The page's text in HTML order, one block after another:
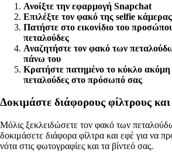
Ανοίξτε την εφαρμογή Snapchat
Επιλέξτε τον φακό της selfie κάμερας
Πατήστε στο εικονίδιο του
πεταλούδες
Αναζητήστε τον φακό των
πάνω του
Κρατήστε πατημένο το κύκλο ακόμη
πεταλούδες στο πρόσωπό σας
Δοκιμάστε διάφορους φίλτρους
Μόλις ξεκλειδώσετε τον φακό των
δοκιμάσετε διάφορα φίλτρα και εφέ για να
νότα στις φωτογραφίες και τα βίντεό σας.